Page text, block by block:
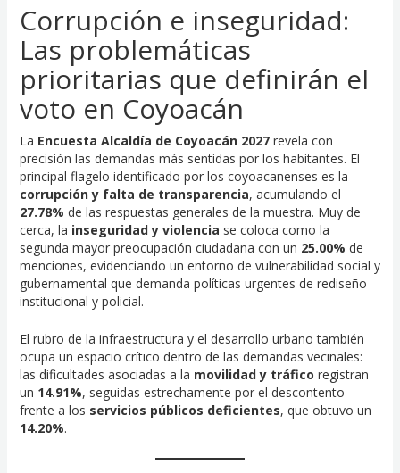
Corrupción e inseguridad:
Las problemáticas
prioritarias que definirán el
voto en Coyoacán
La Encuesta Alcaldía de Coyoacán 2027revela con
precisión las demandas más sentidas por los habitantes. El
principal flagelo identificado por los coyoacanenses es la
corrupción y falta de transparencia, acumulando el
27.78% de las respuestas generales de la muestra. Muy de
cerca, la inseguridad y violencia se coloca como la
segunda mayor preocupación ciudadana con un 25.00% de
menciones, evidenciando un entorno de vulnerabilidad social y
gubernamental que demanda políticas urgentes de rediseño
institucional y policial.
El rubro de la infraestructura y el desarrollo urbano también
ocupa un espacio crítico dentro de las demandas vecinales:
las dificultades asociadas a la movilidad y tráfico registran
un 14.91%, seguidas estrechamente por el descontento
frente a los servicios públicos deficientes, que obtuvo un
14.20%.